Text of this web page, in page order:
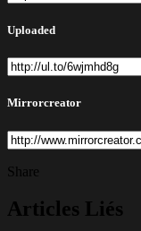
Uploaded
Mirrorcreator
Share
Articles Liés